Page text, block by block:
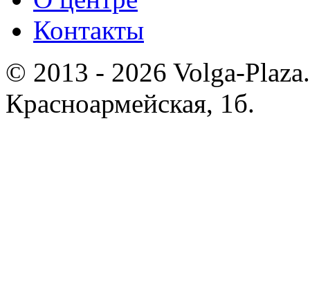
Контакты
© 2013 - 2026 Volga-
Красноармейская, 1б.